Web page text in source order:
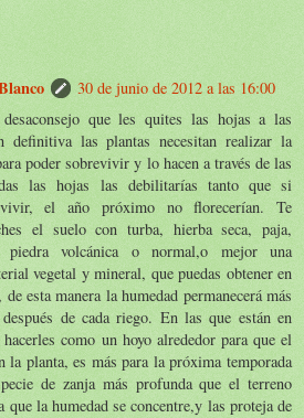
30 de junio de 2012 a las 16:00
que les quites las hojas a las
definitiva las plantas necesitan realizar la
poder sobrevivir y lo hacen a través de las
las hojas las debilitarías tanto que si
el año próximo no florecerían. Te
el suelo con turba, hierba seca, paja,
piedra volcánica o normal,o mejor una
vegetal y mineral, que puedas obtener en
esta manera la humedad permanecerá más
de cada riego. En las que están en
como un hoyo alrededor para que el
la planta, es más para la próxima temporada
de zanja más profunda que el terreno
que la humedad se concentre,y las proteja de